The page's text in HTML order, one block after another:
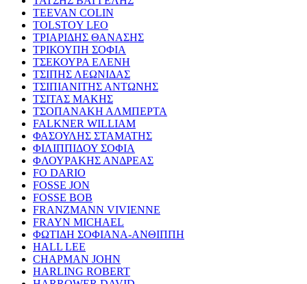
TEEVAN COLIN
TOLSTOY LEO
ΤΡΙΑΡΙΔΗΣ ΘΑΝΑΣΗΣ
ΤΡΙΚΟΥΠΗ ΣΟΦΙΑ
ΤΣΕΚΟΥΡΑ ΕΛΕΝΗ
ΤΣΙΠΗΣ ΛΕΩΝΙΔΑΣ
ΤΣΙΠΙΑΝΙΤΗΣ ΑΝΤΩΝΗΣ
ΤΣΙΤΑΣ ΜΑΚΗΣ
ΤΣΟΠΑΝΑΚΗ ΑΛΜΠΕΡΤΑ
FALKNER WILLIAM
ΦΑΣΟΥΛΗΣ ΣΤΑΜΑΤΗΣ
ΦΙΛΙΠΠΙΔΟΥ ΣΟΦΙΑ
ΦΛΟΥΡΑΚΗΣ ΑΝΔΡΕΑΣ
FO DARIO
FOSSE JON
FOSSE BOB
FRANZMANN VIVIENNE
FRAYN MICHAEL
ΦΩΤΙΔΗ ΣΟΦΙΑΝΑ-ΑΝΘΙΠΠΗ
HALL LEE
CHAPMAN JOHN
HARLING ROBERT